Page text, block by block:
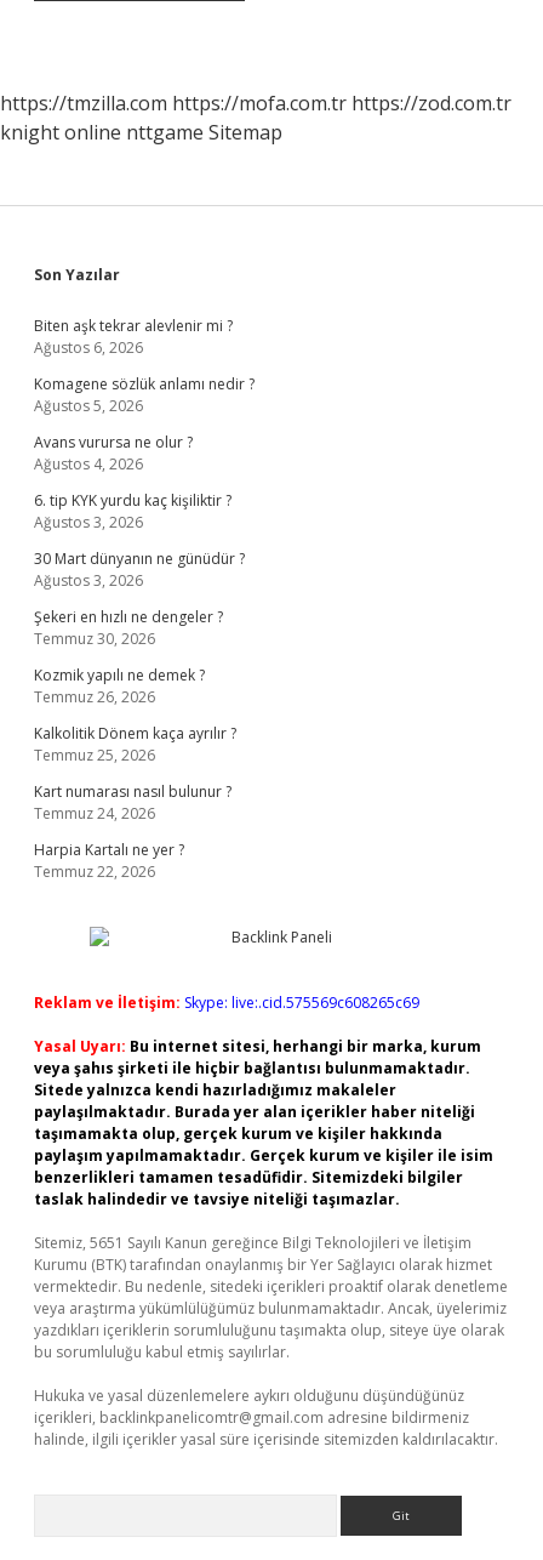
https://tmzilla.com https://mofa.com.tr https://zod.com.tr
knight online nttgame Sitemap
Sidebar
Son Yazılar
Biten aşk tekrar alevlenir mi ?
Ağustos 6, 2026
Komagene sözlük anlamı nedir ?
Ağustos 5, 2026
Avans vurursa ne olur ?
Ağustos 4, 2026
6. tip KYK yurdu kaç kişiliktir ?
Ağustos 3, 2026
30 Mart dünyanın ne günüdür ?
Ağustos 3, 2026
Şekeri en hızlı ne dengeler ?
Temmuz 30, 2026
Kozmik yapılı ne demek ?
Temmuz 26, 2026
Kalkolitik Dönem kaça ayrılır ?
Temmuz 25, 2026
Kart numarası nasıl bulunur ?
Temmuz 24, 2026
Harpia Kartalı ne yer ?
Temmuz 22, 2026
Reklam ve İletişim: Skype: live:.cid.575569c608265c69
Yasal Uyarı: Bu internet sitesi, herhangi bir marka, kurum
veya şahıs şirketi ile hiçbir bağlantısı bulunmamaktadır.
Sitede yalnızca kendi hazırladığımız makaleler
paylaşılmaktadır. Burada yer alan içerikler haber niteliği
taşımamakta olup, gerçek kurum ve kişiler hakkında
paylaşım yapılmamaktadır. Gerçek kurum ve kişiler ile isim
benzerlikleri tamamen tesadüfidir. Sitemizdeki bilgiler
taslak halindedir ve tavsiye niteliği taşımazlar.
Sitemiz, 5651 Sayılı Kanun gereğince Bilgi Teknolojileri ve İletişim
Kurumu (BTK) tarafından onaylanmış bir Yer Sağlayıcı olarak hizmet
vermektedir. Bu nedenle, sitedeki içerikleri proaktif olarak denetleme
veya araştırma yükümlülüğümüz bulunmamaktadır. Ancak, üyelerimiz
yazdıkları içeriklerin sorumluluğunu taşımakta olup, siteye üye olarak
bu sorumluluğu kabul etmiş sayılırlar.
Hukuka ve yasal düzenlemelere aykırı olduğunu düşündüğünüz
içerikleri, backlinkpanelicomtr@gmail.com adresine bildirmeniz
halinde, ilgili içerikler yasal süre içerisinde sitemizden kaldırılacaktır.